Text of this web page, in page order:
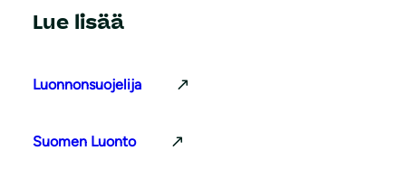
Lue lisää
Luonnonsuojelija
Suomen Luonto